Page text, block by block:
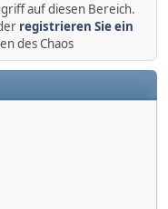
auf diesen Bereich.
registrieren Sie ein
des Chaos